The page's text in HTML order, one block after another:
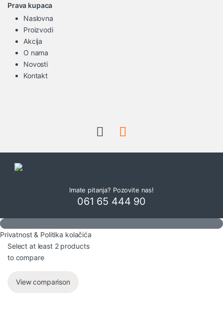
Prava kupaca
Naslovna
Proizvodi
Akcija
O nama
Novosti
Kontakt
Imate pitanja? Pozovite nas!
061 65 444 90
Privatnost & Politika kolačića
Select at least 2 products
to compare
View comparison